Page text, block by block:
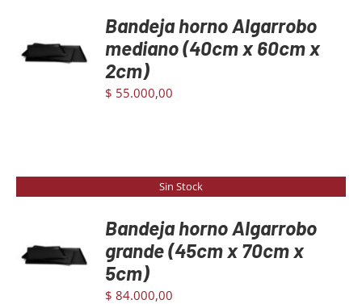
CARRITO
Bandeja horno Algarrobo
mediano (40cm x 60cm x
2cm)
$ 55.000,00
Sin Stock
DETAILS
Bandeja horno Algarrobo
grande (45cm x 70cm x
5cm)
$ 84.000,00